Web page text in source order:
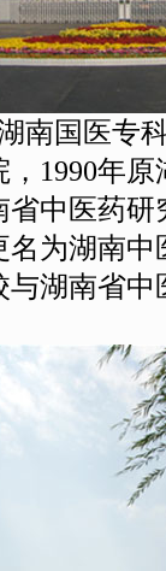
南国医专
1990年
省中医药
为湖南
湖南省